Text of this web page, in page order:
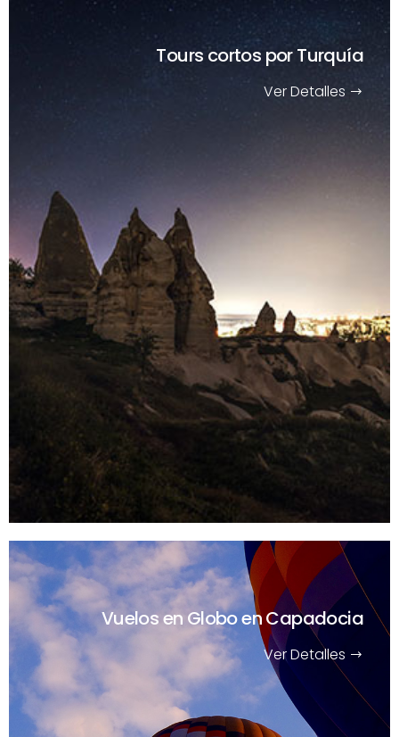
Tours cortos por Turquía
Ver Detalles
Vuelos en Globo en Capadocia
Ver Detalles